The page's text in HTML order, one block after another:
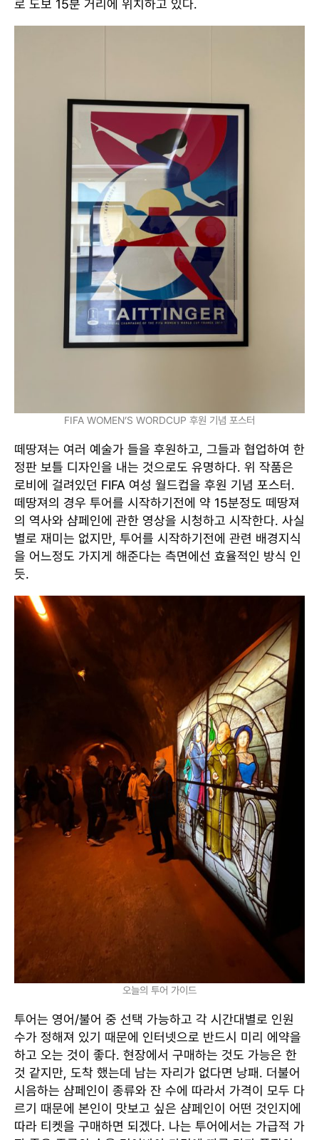
로 도보 15분 거리에 위치하고 있다.
FIFA WOMEN’S WORDCUP 후원 기념 포스터
떼땅져는 여러 예술가 들을 후원하고, 그들과 협업하여 한
정판 보틀 디자인을 내는 것으로도 유명하다. 위 작품은
로비에 걸려있던 FIFA 여성 월드컵을 후원 기념 포스터.
떼땅져의 경우 투어를 시작하기전에 약 15분정도 떼땅져
의 역사와 샴페인에 관한 영상을 시청하고 시작한다. 사실
별로 재미는 없지만, 투어를 시작하기전에 관련 배경지식
을 어느정도 가지게 해준다는 측면에선 효율적인 방식 인
듯.
오늘의 투어 가이드
투어는 영어/불어 중 선택 가능하고 각 시간대별로 인원
수가 정해져 있기 때문에 인터넷으로 반드시 미리 에약을
하고 오는 것이 좋다. 현장에서 구매하는 것도 가능은 한
것 같지만, 도착 했는데 남는 자리가 없다면 낭패. 더불어
시음하는 샴페인이 종류와 잔 수에 따라서 가격이 모두 다
르기 때문에 본인이 맛보고 싶은 샴페인이 어떤 것인지에
따라 티켓을 구매하면 되겠다. 나는 투어에서는 가급적 가